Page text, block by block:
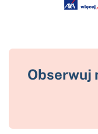
Obserwuj